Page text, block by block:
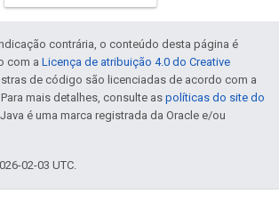
contrária, o conteúdo desta página é
com a Licença de atribuição 4.0 do Creative
de código são licenciadas de acordo com a
Para mais detalhes, consulte as políticas do site do
é uma marca registrada da Oracle e/ou
02-03 UTC.